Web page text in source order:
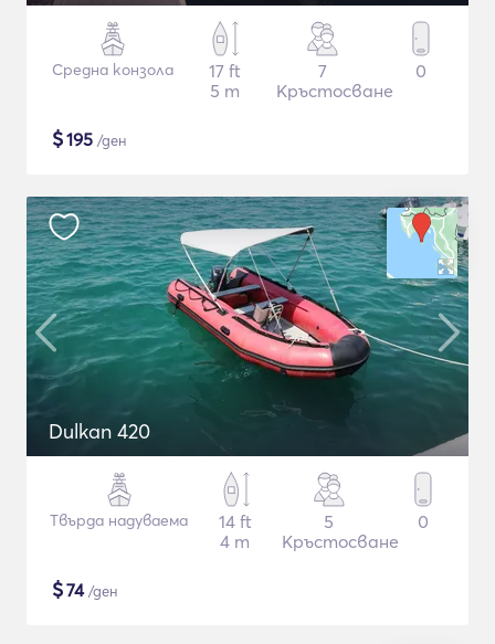
Средна конзола
17 ft
5 m
7
Кръстосване
0
$195 /ден
Dulkan 420
Твърда надуваема
14 ft
4 m
5
Кръстосване
0
$74/ден